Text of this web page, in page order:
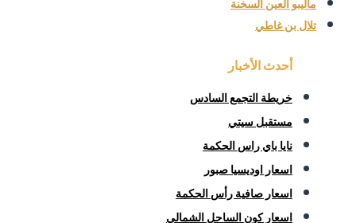
تلال بن غاطي
أحدث الأخبار
خريطة التجمع السادس
مستقبل سيتي
نايا باي راس الحكمة
اسعار اوديسيا صبور
اسعار صافية رأس الحكمة
اسعار كون الساحل الشمالي